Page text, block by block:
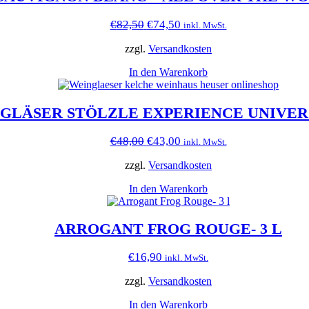
€82,50 Ursprünglicher
war:
€74,50Aktueller
ist:
inkl. MwSt.
zzgl. Versandkosten
In den Warenkorb
STÖLZLE EXPERIENCE
€48,00 Ursprünglicher
war:
€43,00Aktueller
ist:
inkl. MwSt.
zzgl. Versandkosten
In den Warenkorb
ARROGANT FROG ROUGE- 3 L
€16,90 inkl. MwSt.
zzgl. Versandkosten
In den Warenkorb